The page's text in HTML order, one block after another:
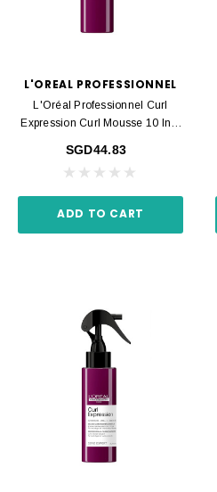
L'OREAL PROFESSIONNEL
L'Oréal Professionnel Curl
Expression Curl Mousse 10 In 1
SGD44.83
ADD TO CART